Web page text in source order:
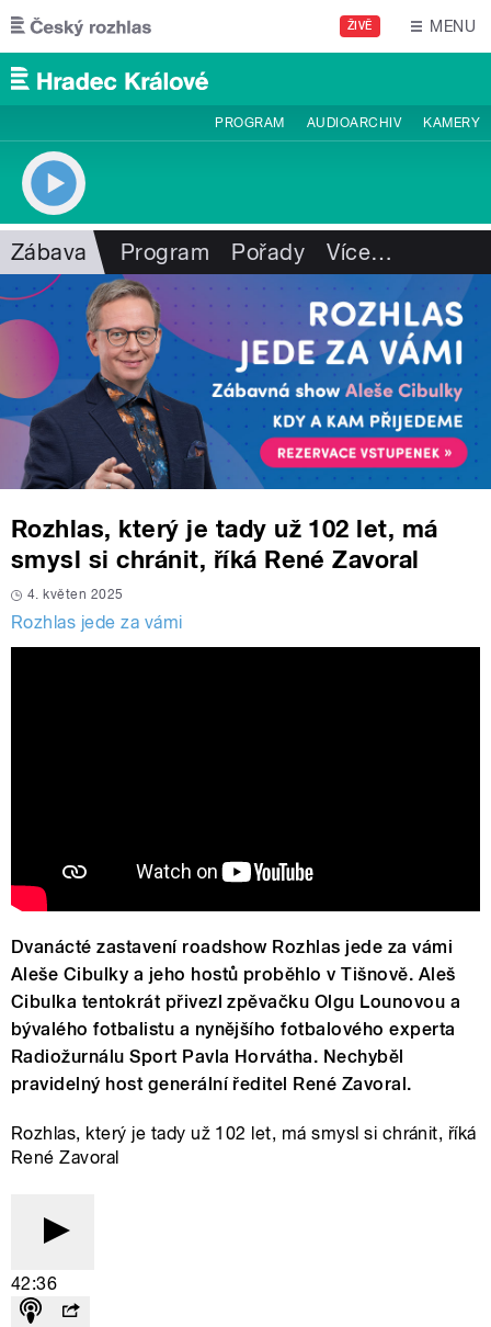
Přejít k hlavnímu obsahu
ŽIVĚ MENU
PROGRAM AUDIOARCHIV KAMERY
Zábava Program Pořady Více…
Rozhlas, který je tady už 102 let, má
smysl si chránit, říká René Zavoral
4. květen 2025
Rozhlas jede za vámi
Dvanácté zastavení roadshow Rozhlas jede za vámi
Aleše Cibulky a jeho hostů proběhlo v Tišnově. Aleš
Cibulka tentokrát přivezl zpěvačku Olgu Lounovou a
bývalého fotbalistu a nynějšího fotbalového experta
Radiožurnálu Sport Pavla Horvátha. Nechyběl
pravidelný host generální ředitel René Zavoral.
Rozhlas, který je tady už 102 let, má smysl si chránit, říká
René Zavoral
42:36